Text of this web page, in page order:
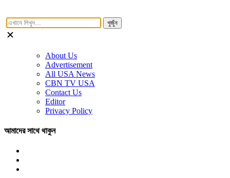
খুজুঁন
About Us
Advertisement
All USA News
CBN TV USA
Contact Us
Editor
Privacy Policy
আমাদের সাথে থাকুন